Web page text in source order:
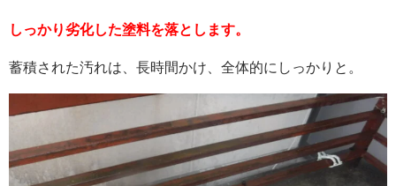
しっかり劣化した塗料を落とします。
蓄積された汚れは、長時間かけ、全体的にしっかりと。